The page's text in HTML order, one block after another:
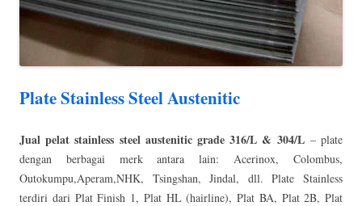
Plate Stainless Steel Austenitic
Jual pelat stainless steel austenitic grade 316/L & 304/L– plate
dengan berbagai merk antara lain: Acerinox, Colombus,
Outokumpu,Aperam,NHK, Tsingshan, Jindal, dll. Plate Stainless
terdiri dari Plat Finish 1, Plat HL (hairline), Plat BA, Plat 2B, Plat